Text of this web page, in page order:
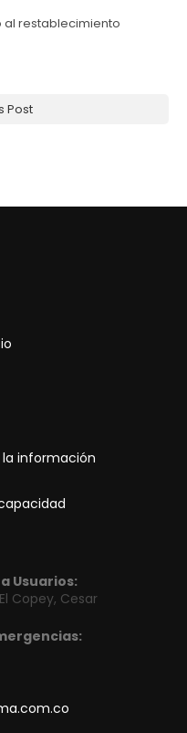
restablecimiento
Post
información
Usuarios:
Copey, Cesar